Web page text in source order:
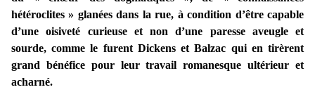
hétéroclites » glanées dans la rue, à condition d’être capable
d’une oisiveté curieuse et non d’une paresse aveugle et
sourde, comme le furent Dickens et Balzac qui en tirèrent
grand bénéfice pour leur travail romanesque ultérieur et
acharné.